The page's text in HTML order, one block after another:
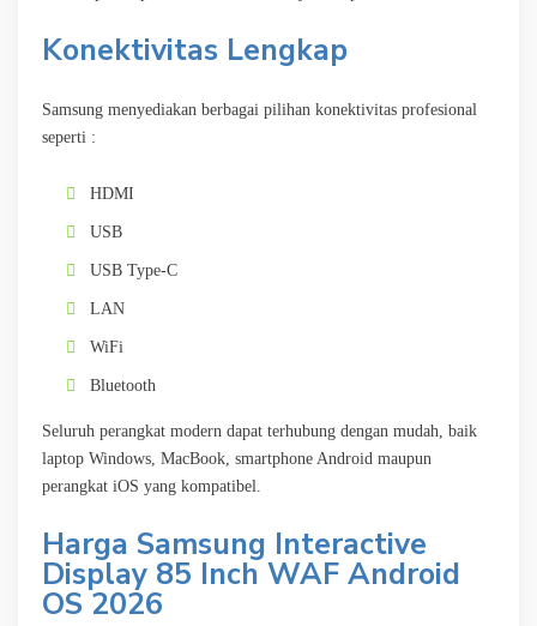
Konektivitas Lengkap
Samsung menyediakan berbagai pilihan konektivitas profesional
seperti :
HDMI
USB
USB Type-C
LAN
WiFi
Bluetooth
Seluruh perangkat modern dapat terhubung dengan mudah, baik
laptop Windows, MacBook, smartphone Android maupun
perangkat iOS yang kompatibel.
Harga Samsung Interactive
Display 85 Inch WAF Android
OS 2026